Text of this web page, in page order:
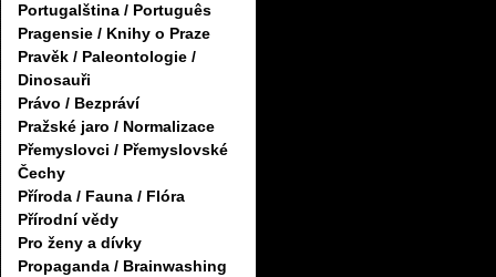
Portugalština / Português
Pragensie / Knihy o Praze
Pravěk / Paleontologie /
Dinosauři
Právo / Bezpráví
Pražské jaro / Normalizace
Přemyslovci / Přemyslovské
Čechy
Příroda / Fauna / Flóra
Přírodní vědy
Pro ženy a dívky
Propaganda / Brainwashing